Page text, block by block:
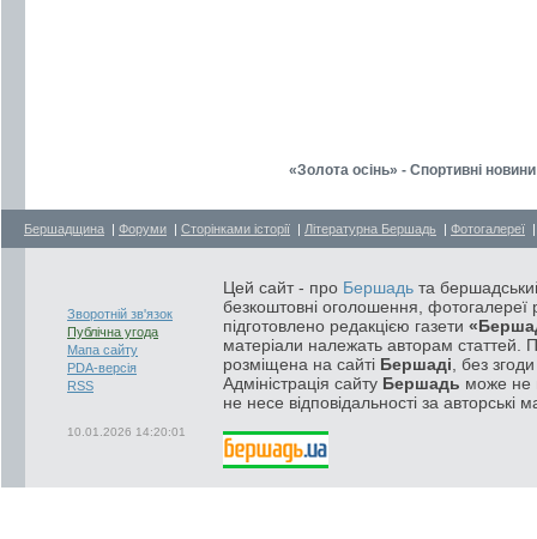
«Золота осінь» - Спортивні
Бершадщина | Форуми | Сторінками історії | Літературна Бершадь | Фотогалереї
Зворотній зв'язок
Публічна угода
Мапа сайту
PDA-версія
RSS
10.01.2026 14:20:01
Цей сайт - про Бершадь та
безкоштовні оголошення, фотогалереї
підготовлено редакцією газети
матеріали належать авторам статтей.
розміщена на сайті Бершаді , без
Адміністрація сайту Бершадь може не
не несе відповідальності за авторські